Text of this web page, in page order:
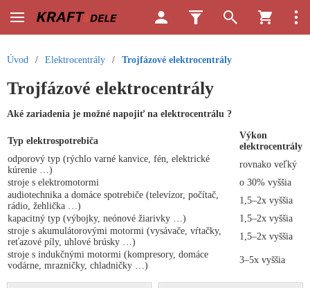
Úvod / Elektrocentrály / Trojfázové elektrocentrály
Trojfázové elektrocentrály
Aké zariadenia je možné napojiť na elektrocentrálu ?
Typ elektrospotrebiča
Výkon
elektrocentrály
odporový typ (rýchlo varné kanvice, fén, elektrické
kúrenie …)
rovnako veľký
stroje s elektromotormi
o 30% vyššia
audiotechnika a domáce spotrebiče (televízor, počítač,
rádio, žehlička …)
1,5–2x vyššia
kapacitný typ (výbojky, neónové žiarivky …)
1,5–2x vyššia
stroje s akumulátorovými motormi (vysávače, vŕtačky,
reťazové píly, uhlové brúsky …)
1,5–2x vyššia
stroje s indukčnými motormi (kompresory, domáce
vodárne, mrazničky, chladničky …)
3–5x vyššia